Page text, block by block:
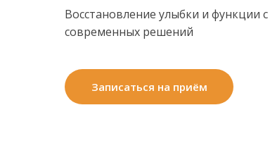
Записаться на приём
Восстановление улыбки и функции
современных решений